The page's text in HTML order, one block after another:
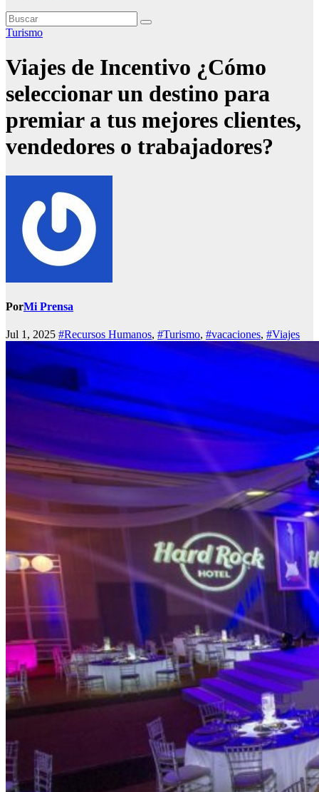
Turismo
Viajes de Incentivo ¿Cómo
seleccionar un destino para
premiar a tus mejores clientes,
vendedores o trabajadores?
PorMi Prensa
Jul 1, 2025 #Recursos Humanos, #Turismo, #vacaciones, #Viajes